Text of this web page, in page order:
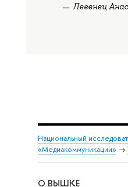
Левенец
Национальный
«Медиакоммуникации» →
О ВЫШКЕ